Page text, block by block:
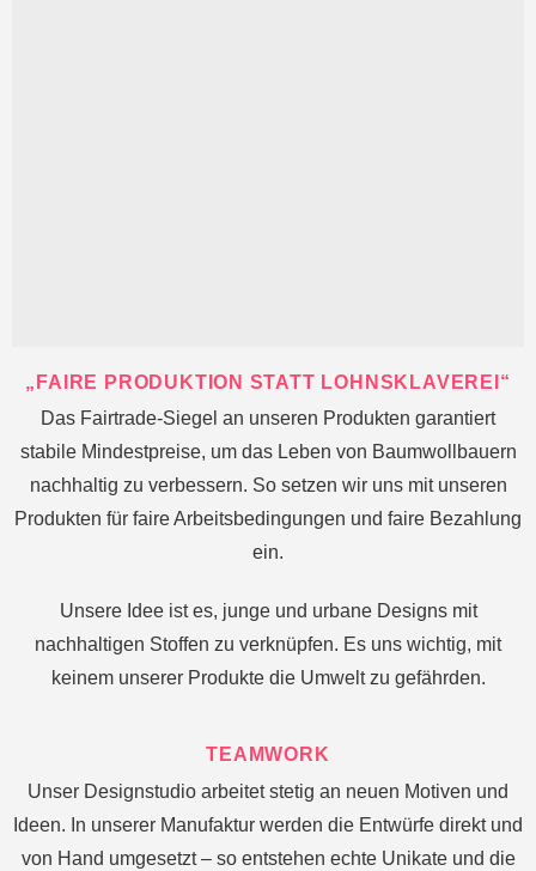
„FAIRE PRODUKTION STATT LOHNSKLAVEREI“
Das Fairtrade-Siegel an unseren Produkten garantiert
stabile Mindestpreise, um das Leben von Baumwollbauern
nachhaltig zu verbessern. So setzen wir uns mit unseren
Produkten für faire Arbeitsbedingungen und faire Bezahlung
ein.
Unsere Idee ist es, junge und urbane Designs mit
nachhaltigen Stoffen zu verknüpfen. Es uns wichtig, mit
keinem unserer Produkte die Umwelt zu gefährden.
TEAMWORK
Unser Designstudio arbeitet stetig an neuen Motiven und
Ideen. In unserer Manufaktur werden die Entwürfe direkt und
von Hand umgesetzt – so entstehen echte Unikate und die